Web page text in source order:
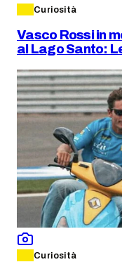
Curiosità
Vasco Rossi in
al Lago Santo:
Curiosità